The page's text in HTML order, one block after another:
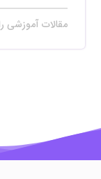
مقالات آموزشی